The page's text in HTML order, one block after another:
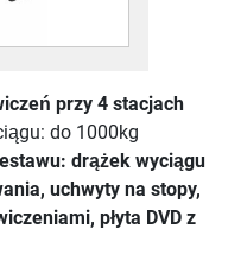
przy 4 stacjach
do 1000kg
drążek wyciągu
uchwyty na stopy,
płyta DVD z